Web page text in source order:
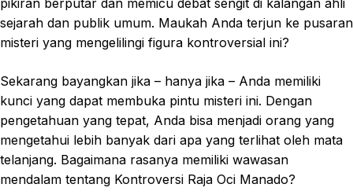
pikiran berputar dan memicu debat sengit di kalangan ahli
sejarah dan publik umum. Maukah Anda terjun ke pusaran
misteri yang mengelilingi figura kontroversial ini?
Sekarang bayangkan jika – hanya jika – Anda memiliki
kunci yang dapat membuka pintu misteri ini. Dengan
pengetahuan yang tepat, Anda bisa menjadi orang yang
mengetahui lebih banyak dari apa yang terlihat oleh mata
telanjang. Bagaimana rasanya memiliki wawasan
mendalam tentang Kontroversi Raja Oci Manado?